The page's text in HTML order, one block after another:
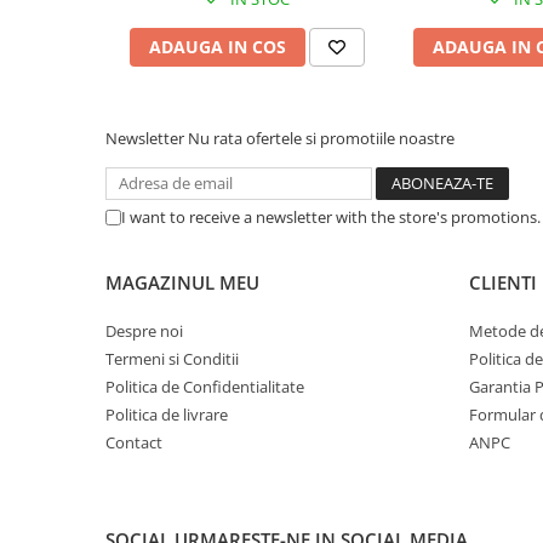
Display & signage
Ecrane Digital Signage
Ecrane Touchscreen Digital Signage
Proiectoare Business
Componente
Plăci de baza
Plăci de Bază Amd
Plăci de Bază Intel
ADAUGA IN COS ADAUGA IN
Newsletter Nu rata ofertele si promotiile noastre
I want to receive a newsletter with the store's
MAGAZINUL MEU
Despre noi
Termeni si Conditii
Politica de Confidentialitate
Politica de livrare
Contact
CLIENTI
Metode
Politica
Garantia
Formular
ANPC